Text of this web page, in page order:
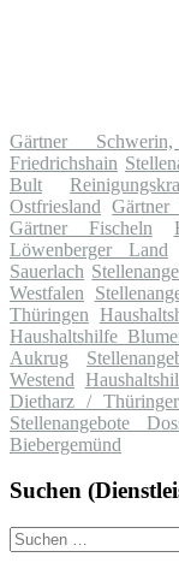
Gärtner
Friedrichshain
Bult
Ostfriesland
Gärtner
Gärtner Fischeln
Löwenberger Land
Sauerlach
Westfalen
Thüringen
Haushaltshilfe
Aukrug
Westend
Dietharz /
Stellenangebote
Biebergemünd
Suchen
Suche
nach: